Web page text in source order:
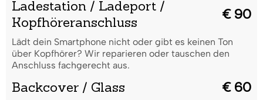
Ladestation / Ladeport /
Kopfhöreranschluss
€ 90
Lädt dein Smartphone nicht oder gibt es keinen Ton
über Kopfhörer? Wir reparieren oder tauschen den
Anschluss fachgerecht aus.
Backcover / Glass € 60